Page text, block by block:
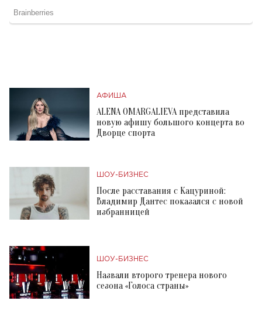
АФИША
ALENA OMARGALIEVA представила
новую афишу большого концерта во
Дворце спорта
ШОУ-БИЗНЕС
После расставания с Кацуриной:
Владимир Дантес показался с новой
избранницей
ШОУ-БИЗНЕС
Назвали второго тренера нового
сезона «Голоса страны»